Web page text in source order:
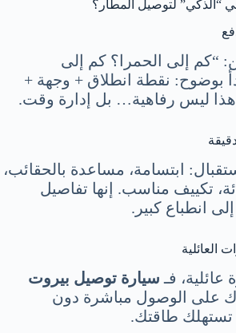
“الذكي” لتوصيل المطار؟
“كم إلى الحمرا؟ كم إلى
بوضوح: نقطة انطلاق + وجهة +
ليس رفاهية… بل إدارة وقت.
ابتسامة، مساعدة بالحقائب،
تكييف مناسب. إنها تفاصيل
انطباع كبير.
العائلية
عائلية، فـ سيارة توصيل بيروت
على الوصول مباشرة دون
تستهلك طاقتك.